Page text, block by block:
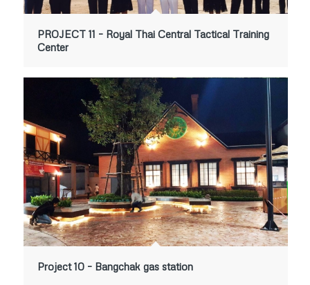
PROJECT 11 – Royal Thai Central Tactical Training
Center
Project 10 – Bangchak gas station